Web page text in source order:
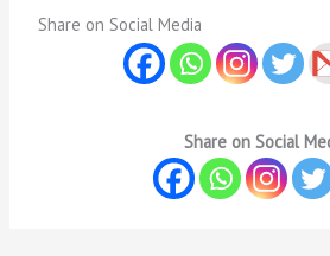
Share on Social Media
Share on Social